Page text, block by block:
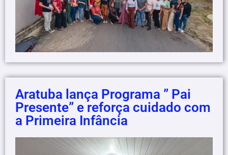
Aratuba lança Programa ” Pai
Presente” e reforça cuidado com
a Primeira Infância